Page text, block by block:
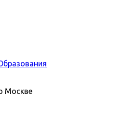
Москве